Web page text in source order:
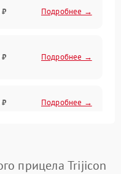
₽ Подробнее →
₽ Подробнее →
₽ Подробнее →
прицела Trijicon